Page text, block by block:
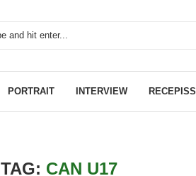
PORTRAIT INTERVIEW
TAG: CAN U17